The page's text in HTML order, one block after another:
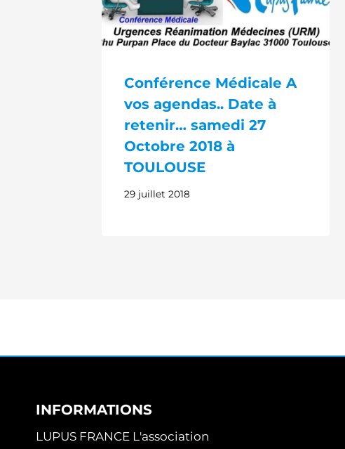
Conférence Médicale A
vos agendas.. Date à
retenir… samedi 27
Octobre 2018 à
TOULOUSE
29 juillet 2018
INFORMATIONS
LUPUS FRANCE L'association